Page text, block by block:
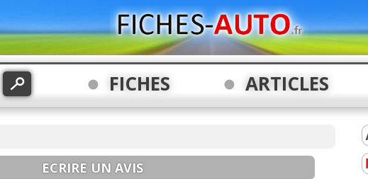
FICHES ARTICLES
ECRIRE UN AVIS